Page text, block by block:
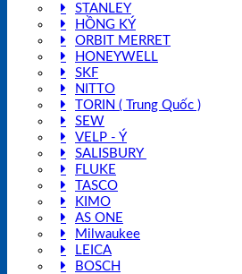
STANLEY
HỒNG KÝ
ORBIT MERRET
HONEYWELL
SKF
NITTO
TORIN ( Trung Quốc )
SEW
VELP - Ý
SALISBURY
FLUKE
TASCO
KIMO
AS ONE
Milwaukee
LEICA
BOSCH